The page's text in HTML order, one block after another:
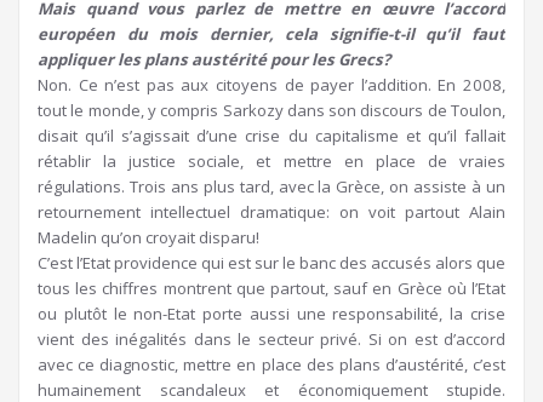
Mais quand vous parlez de mettre en œuvre l’accord
européen du mois dernier, cela signifie-t-il qu’il faut
appliquer les plans austérité pour les Grecs?
Non. Ce n’est pas aux citoyens de payer l’addition. En 2008,
tout le monde, y compris Sarkozy dans son discours de Toulon,
disait qu’il s’agissait d’une crise du capitalisme et qu’il fallait
rétablir la justice sociale, et mettre en place de vraies
régulations. Trois ans plus tard, avec la Grèce, on assiste à un
retournement intellectuel dramatique: on voit partout Alain
Madelin qu’on croyait disparu!
C’est l’Etat providence qui est sur le banc des accusés alors que
tous les chiffres montrent que partout, sauf en Grèce où l’Etat
ou plutôt le non-Etat porte aussi une responsabilité, la crise
vient des inégalités dans le secteur privé. Si on est d’accord
avec ce diagnostic, mettre en place des plans d’austérité, c’est
humainement scandaleux et économiquement stupide.